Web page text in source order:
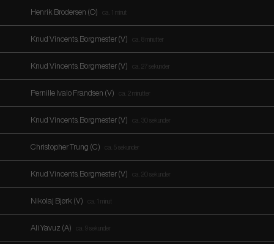
Henrik Brodersen (O) ca. 1 minut
Knud Vincents, Borgmester (V) ca. 8 minutter
Knud Vincents, Borgmester (V) ca. 27 sekunder
Pernille Ivalo Frandsen (V) ca. 2 minutter
Knud Vincents, Borgmester (V) ca. 30 sekunder
Christopher Trung (C) ca. 5 sekunder
Knud Vincents, Borgmester (V) ca. 20 sekunder
Nikolaj Bjørk (V) ca. 1 minut
Ali Yavuz (A) ca. 9 sekunder